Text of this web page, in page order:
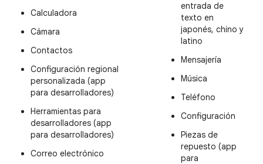
Calculadora
Cámara
Contactos
Configuración regional
personalizada (app
para desarrolladores)
Herramientas para
desarrolladores (app
para desarrolladores)
Correo electrónico
entrada de
texto en
japonés, chino y
latino
Mensajería
Música
Teléfono
Configuración
Piezas de
repuesto (app
para